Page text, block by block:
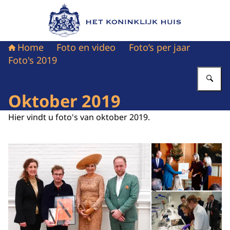
Naar de homepage van Het Koninklijk Huis
Home Foto en video
Foto’s per jaar
Foto's 2019
Oktober 2019
Hier vindt u foto's van oktober 2019.
Open de galerij in
©